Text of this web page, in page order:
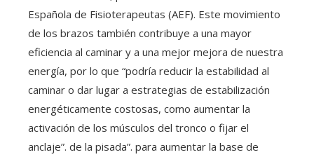
Española de Fisioterapeutas (AEF). Este movimiento
de los brazos también contribuye a una mayor
eficiencia al caminar y a una mejor mejora de nuestra
energía, por lo que “podría reducir la estabilidad al
caminar o dar lugar a estrategias de estabilización
energéticamente costosas, como aumentar la
activación de los músculos del tronco o fijar el
anclaje”. de la pisada”. para aumentar la base de